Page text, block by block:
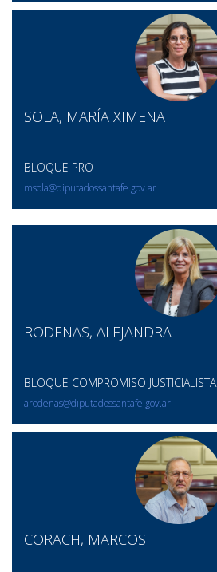
SOLA, MARÍA XIMENA
BLOQUE PRO
msola@diputadossantafe.gov.ar
RODENAS, ALEJANDRA
BLOQUE COMPROMISO JUSTICIALISTA
arodenas@diputadossantafe.gov.ar
CORACH, MARCOS